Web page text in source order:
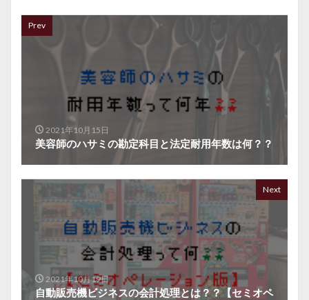
Prev
2021年10月15日
美容師のハサミの勘定科目と法定耐用年数は何？？
Next
2021年10月19日
自動販売機ビジネスの会計処理とは？？【セミオペ